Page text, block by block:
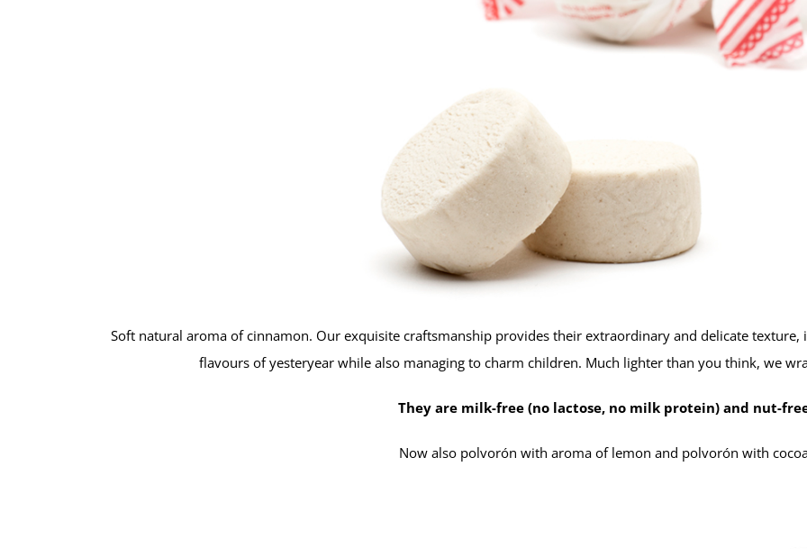
Soft natural aroma of cinnamon. Our exquisite craftsmanship provides their extraordinary and delicate texture,
flavours of yesteryear while also managing to charm children. Much lighter than you think, we
They are milk-free (no lactose, no milk protein) and nut-
Now also polvorón with aroma of lemon and polvorón with